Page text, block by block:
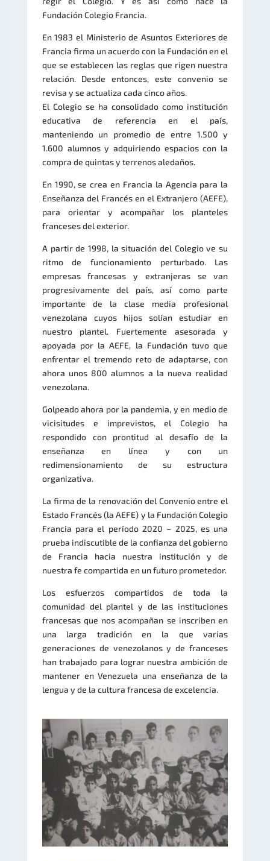
Fundación Colegio Francia.
En 1983 el Ministerio de Asuntos Exteriores de
Francia firma un acuerdo con la Fundación en el
que se establecen las reglas que rigen nuestra
relación. Desde entonces, este convenio se
revisa y se actualiza cada cinco años.
El Colegio se ha consolidado como institución
educativa de referencia en el país,
manteniendo un promedio de entre 1.500 y
1.600 alumnos y adquiriendo espacios con la
compra de quintas y terrenos aledaños.
En 1990, se crea en Francia la Agencia para la
Enseñanza del Francés en el Extranjero (AEFE),
para orientar y acompañar los planteles
franceses del exterior.
A partir de 1998, la situación del Colegio ve su
ritmo de funcionamiento perturbado. Las
empresas francesas y extranjeras se van
progresivamente del país, así como parte
importante de la clase media profesional
venezolana cuyos hijos solían estudiar en
nuestro plantel. Fuertemente asesorada y
apoyada por la AEFE, la Fundación tuvo que
enfrentar el tremendo reto de adaptarse, con
ahora unos 800 alumnos a la nueva realidad
venezolana.
Golpeado ahora por la pandemia, y en medio de
vicisitudes e imprevistos, el Colegio ha
respondido con prontitud al desafío de la
enseñanza en línea y con un
redimensionamiento de su estructura
organizativa.
La firma de la renovación del Convenio entre el
Estado Francés (la AEFE) y la Fundación Colegio
Francia para el período 2020 – 2025, es una
prueba indiscutible de la confianza del gobierno
de Francia hacia nuestra institución y de
nuestra fe compartida en un futuro prometedor.
Los esfuerzos compartidos de toda la
comunidad del plantel y de las instituciones
francesas que nos acompañan se inscriben en
una larga tradición en la que varias
generaciones de venezolanos y de franceses
han trabajado para lograr nuestra ambición de
mantener en Venezuela una enseñanza de la
lengua y de la cultura francesa de excelencia.